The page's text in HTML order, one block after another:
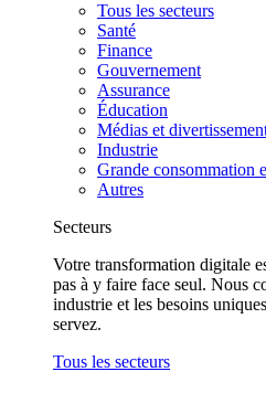
Tous les secteurs
Santé
Finance
Gouvernement
Assurance
Éducation
Médias et
Industrie
Grande consommation
Autres
Secteurs
Votre transformation digitale
pas à y faire face seul. Nous
industrie et les besoins
servez.
Tous les secteurs